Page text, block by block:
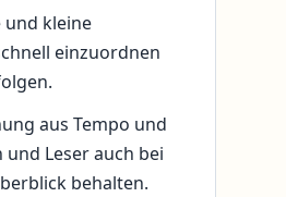
und kleine
einzuordnen
aus Tempo und
Leser auch bei
behalten.